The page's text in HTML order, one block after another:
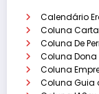
Calendário
Coluna
Coluna De
Coluna Dona
Coluna
Coluna Guia